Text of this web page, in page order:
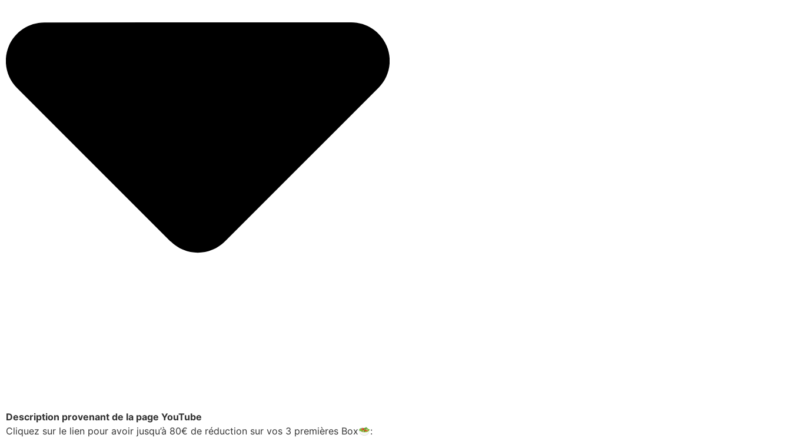
Description provenant de la page YouTube
Cliquez sur le lien pour avoir jusqu’à 80€ de réduction sur vos 3 premières Box🥗: